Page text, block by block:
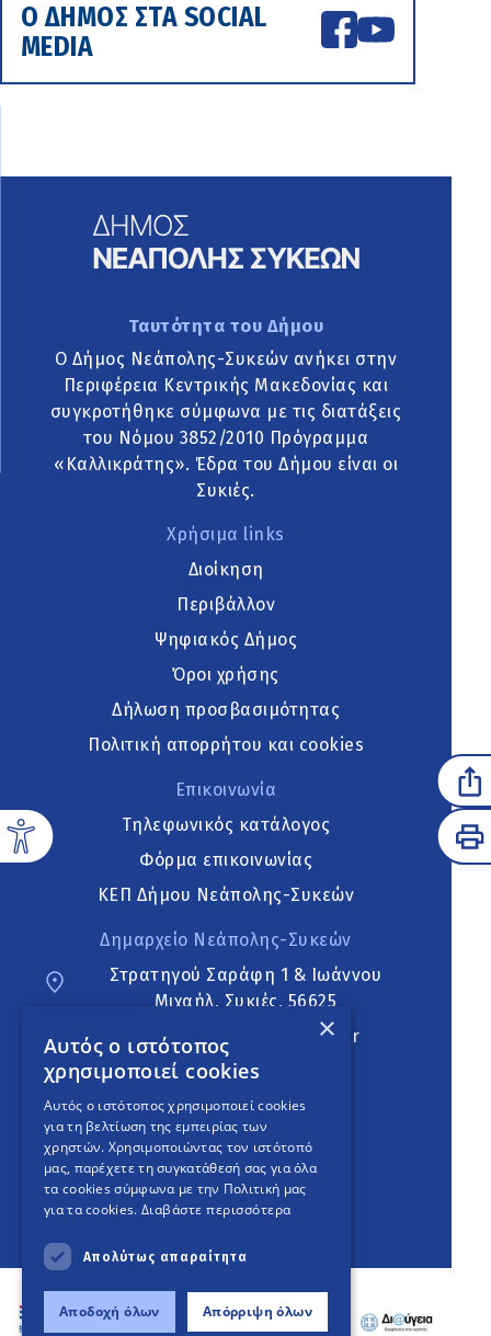
Ο ΔΗΜΟΣ ΣΤΑ SOCIAL
MEDIA
Ταυτότητα του Δήμου
Ο Δήμος Νεάπολης-Συκεών ανήκει στην
Περιφέρεια Κεντρικής Μακεδονίας και
συγκροτήθηκε σύμφωνα με τις διατάξεις
του Νόμου 3852/2010 Πρόγραμμα
«Καλλικράτης». Έδρα του Δήμου είναι οι
Συκιές.
Χρήσιμα links
Διοίκηση
Περιβάλλον
Ψηφιακός Δήμος
Όροι χρήσης
Δήλωση προσβασιμότητας
Πολιτική απορρήτου και cookies
Επικοινωνία
Τηλεφωνικός κατάλογος
Φόρμα επικοινωνίας
ΚΕΠ Δήμου Νεάπολης-Συκεών
Δημαρχείο Νεάπολης-Συκεών
Στρατηγού Σαράφη 1 & Ιωάννου
Μιχαήλ, Συκιές, 56625
neapoli.sykies@ddt.gov.gr
Ακολουθήστε
English Version
An project
×
Αυτός ο ιστότοπος
χρησιμοποιεί cookies
Αυτός ο ιστότοπος χρησιμοποιεί cookies
για τη βελτίωση της εμπειρίας των
χρηστών. Χρησιμοποιώντας τον ιστότοπό
μας, παρέχετε τη συγκατάθεσή σας για όλα
τα cookies σύμφωνα με την Πολιτική μας
για τα cookies. Διαβάστε περισσότερα
Απολύτως απαραίτητα
Αποδοχή όλων Απόρριψη όλων